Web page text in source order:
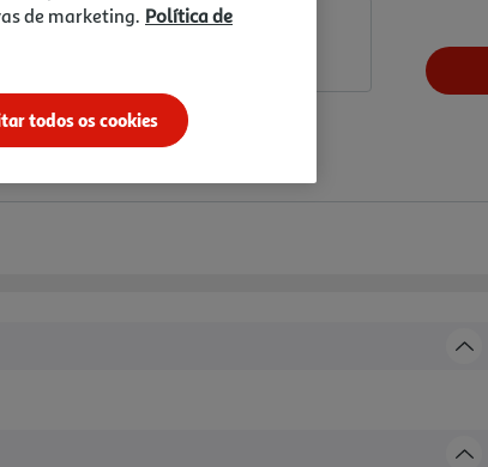
de marketing. Política de
todos os cookies